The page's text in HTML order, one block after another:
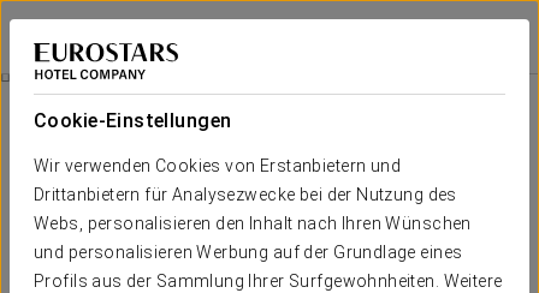
Cookie-Einstellungen
Wir verwenden Cookies von Erstanbietern und
Drittanbietern für Analysezwecke bei der Nutzung des
Webs, personalisieren den Inhalt nach Ihren Wünschen
und personalisieren Werbung auf der Grundlage eines
Profils aus der Sammlung Ihrer Surfgewohnheiten. Weitere
Exe Domus Aurea
ROM
Romantisches Erlebnis